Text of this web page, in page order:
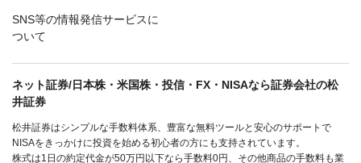
SNS等の情報発信サービスに
ついて
ネット証券/日本株・米国株・投信・FX・NISAなら証券会社の松
井証券
松井証券はシンプルな手数料体系、豊富な無料ツールと安心のサポートで
NISAをきっかけに投資を始める初心者の方にも支持されています。
株式は1日の約定代金が50万円以下なら手数料0円、その他商品の手数料も業